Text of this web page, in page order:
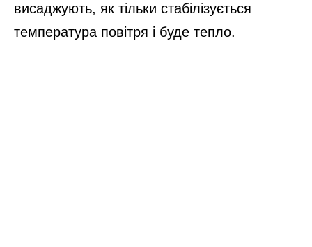
висаджують, як тільки стабілізується
температура повітря і буде тепло.